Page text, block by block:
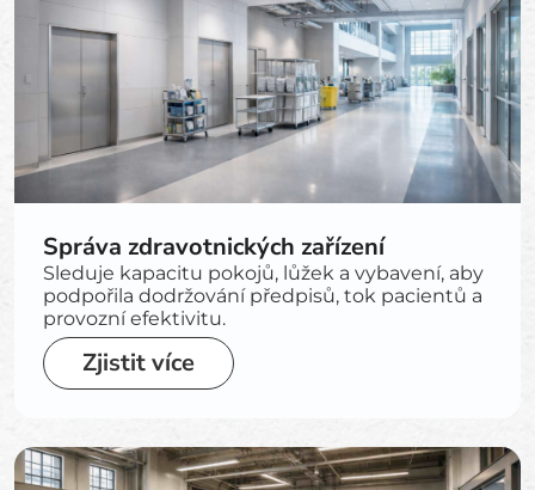
Správa zdravotnických zařízení
Sleduje kapacitu pokojů, lůžek a vybavení, aby
podpořila dodržování předpisů, tok pacientů a
provozní efektivitu.
Zjistit více